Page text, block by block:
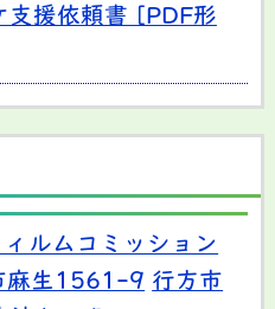
支援依頼書 [PDF形
ルムコミッション
麻生1561-9 行方市